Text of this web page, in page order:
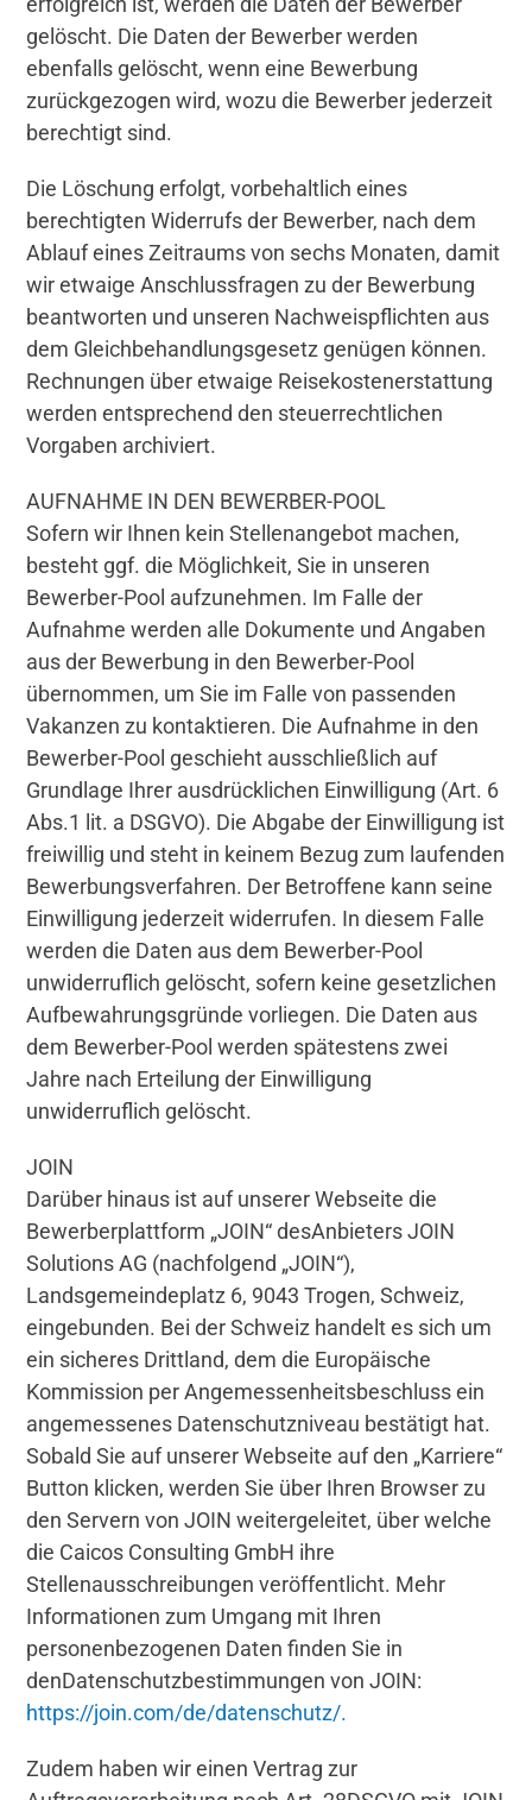
gelöscht. Die Daten der Bewerber werden
ebenfalls gelöscht, wenn eine Bewerbung
zurückgezogen wird, wozu die Bewerber jederzeit
berechtigt sind.
Die Löschung erfolgt, vorbehaltlich eines
berechtigten Widerrufs der Bewerber, nach dem
Ablauf eines Zeitraums von sechs Monaten, damit
wir etwaige Anschlussfragen zu der Bewerbung
beantworten und unseren Nachweispflichten aus
dem Gleichbehandlungsgesetz genügen können.
Rechnungen über etwaige Reisekostenerstattung
werden entsprechend den steuerrechtlichen
Vorgaben archiviert.
AUFNAHME IN DEN BEWERBER-POOL
Sofern wir Ihnen kein Stellenangebot machen,
besteht ggf. die Möglichkeit, Sie in unseren
Bewerber-Pool aufzunehmen. Im Falle der
Aufnahme werden alle Dokumente und Angaben
aus der Bewerbung in den Bewerber-Pool
übernommen, um Sie im Falle von passenden
Vakanzen zu kontaktieren. Die Aufnahme in den
Bewerber-Pool geschieht ausschließlich auf
Grundlage Ihrer ausdrücklichen Einwilligung (Art. 6
Abs.1 lit. a DSGVO). Die Abgabe der Einwilligung ist
freiwillig und steht in keinem Bezug zum laufenden
Bewerbungsverfahren. Der Betroffene kann seine
Einwilligung jederzeit widerrufen. In diesem Falle
werden die Daten aus dem Bewerber-Pool
unwiderruflich gelöscht, sofern keine gesetzlichen
Aufbewahrungsgründe vorliegen. Die Daten aus
dem Bewerber-Pool werden spätestens zwei
Jahre nach Erteilung der Einwilligung
unwiderruflich gelöscht.
JOIN
Darüber hinaus ist auf unserer Webseite die
Bewerberplattform „JOIN“ desAnbieters JOIN
Solutions AG (nachfolgend „JOIN“),
Landsgemeindeplatz 6, 9043 Trogen, Schweiz,
eingebunden. Bei der Schweiz handelt es sich um
ein sicheres Drittland, dem die Europäische
Kommission per Angemessenheitsbeschluss ein
angemessenes Datenschutzniveau bestätigt hat.
Sobald Sie auf unserer Webseite auf den „Karriere“
Button klicken, werden Sie über Ihren Browser zu
den Servern von JOIN weitergeleitet, über welche
die Caicos Consulting GmbH ihre
Stellenausschreibungen veröffentlicht. Mehr
Informationen zum Umgang mit Ihren
personenbezogenen Daten finden Sie in
denDatenschutzbestimmungen von JOIN:
https://join.com/de/datenschutz/.
Zudem haben wir einen Vertrag zur